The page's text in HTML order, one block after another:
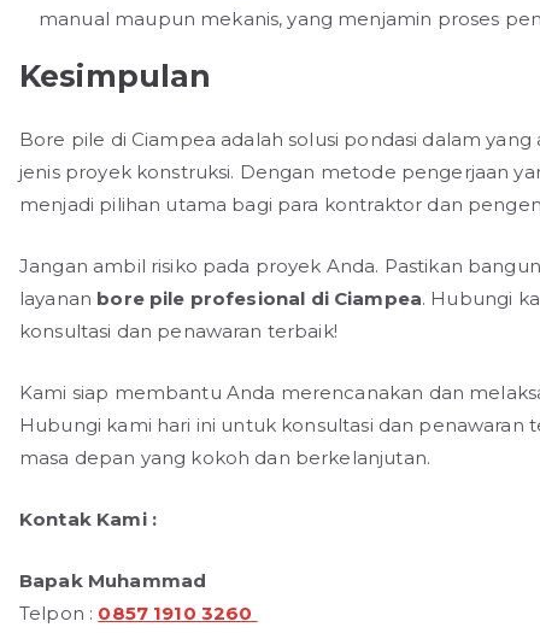
manual maupun mekanis, yang menjamin proses
Kesimpulan
Bore pile di Ciampea adalah solusi pondasi dalam
jenis proyek konstruksi. Dengan metode pengerjaan
menjadi pilihan utama bagi para kontraktor dan
Jangan ambil risiko pada proyek Anda. Pastikan
layanan bore pile profesional di Ciampea. Hubungi
konsultasi dan penawaran terbaik!
Kami siap membantu Anda merencanakan dan
Hubungi kami hari ini untuk konsultasi dan
masa depan yang kokoh dan berkelanjutan.
Kontak Kami :
Bapak Muhammad
Telpon : 0857 1910 3260